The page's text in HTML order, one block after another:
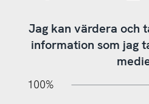
Jag kan värdera och
information som jag
100%